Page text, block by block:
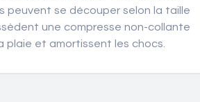
peuvent se découper selon la taille
une compresse non-collante
et amortissent les chocs.